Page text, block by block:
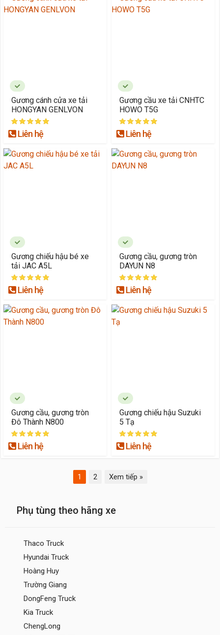
Phụ tùng theo hãng xe
Thaco Truck
Hyundai Truck
Hoàng Huy
Trường Giang
DongFeng Truck
Kia Truck
ChengLong
Gương cánh cửa xe tải
HONGYAN GENLVON
Liên hệ
Gương cầu xe tải CNHTC
HOWO T5G
Liên hệ
Gương chiếu hậu bé xe
tải JAC A5L
Liên hệ
Gương cầu, gương tròn
DAYUN N8
Liên hệ
Gương cầu, gương tròn
Đô Thành N800
Liên hệ
Gương chiếu hậu Suzuki
5 Tạ
Liên hệ
1 2 Xem tiếp »